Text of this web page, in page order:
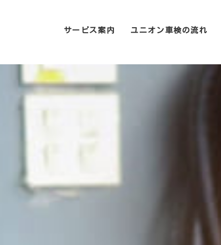
サービス案内 ユニオン車検の流れ